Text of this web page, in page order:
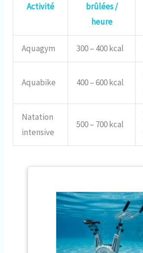
Activité
brûlées /
heure
Aquagym 300 – 400 kcal
Aquabike 400 – 600 kcal
Natation
intensive
500 – 700 kcal